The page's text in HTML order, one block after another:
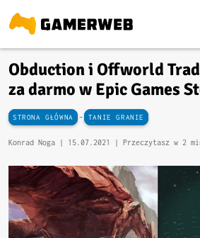
Obduction i Offworld
za darmo w Epic Games
STRONA GŁÓWNA - TANIE GRANIE
Konrad Noga | 15.07.2021 | Przeczytasz w 2